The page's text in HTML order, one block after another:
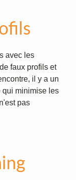
avec les
faux profils et
il y a un
qui minimise les
pas